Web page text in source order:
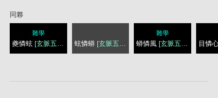
同夥
雜學
夔憐蚿 [玄脈五憐者] 蚿憐蟒 [玄脈五憐者]
雜學
蟒憐風 [玄脈五憐者] 目憐